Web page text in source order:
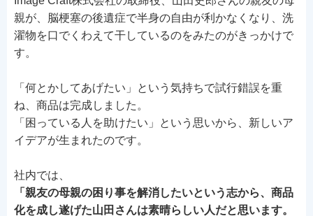
親が、脳梗塞の後遺症で半身の自由が利かなくなり、洗
濯物を口でくわえて干しているのをみたのがきっかけで
す。
「何とかしてあげたい」という気持ちで試行錯誤を重
ね、商品は完成しました。
「困っている人を助けたい」という思いから、新しいア
イデアが生まれたのです。
社内では、
「親友の母親の困り事を解消したいという志から、商品
化を成し遂げた山田さんは素晴らしい人だと思います。